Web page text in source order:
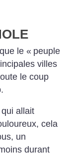
le « peuple
villes
le coup
allait
cela
un
durant